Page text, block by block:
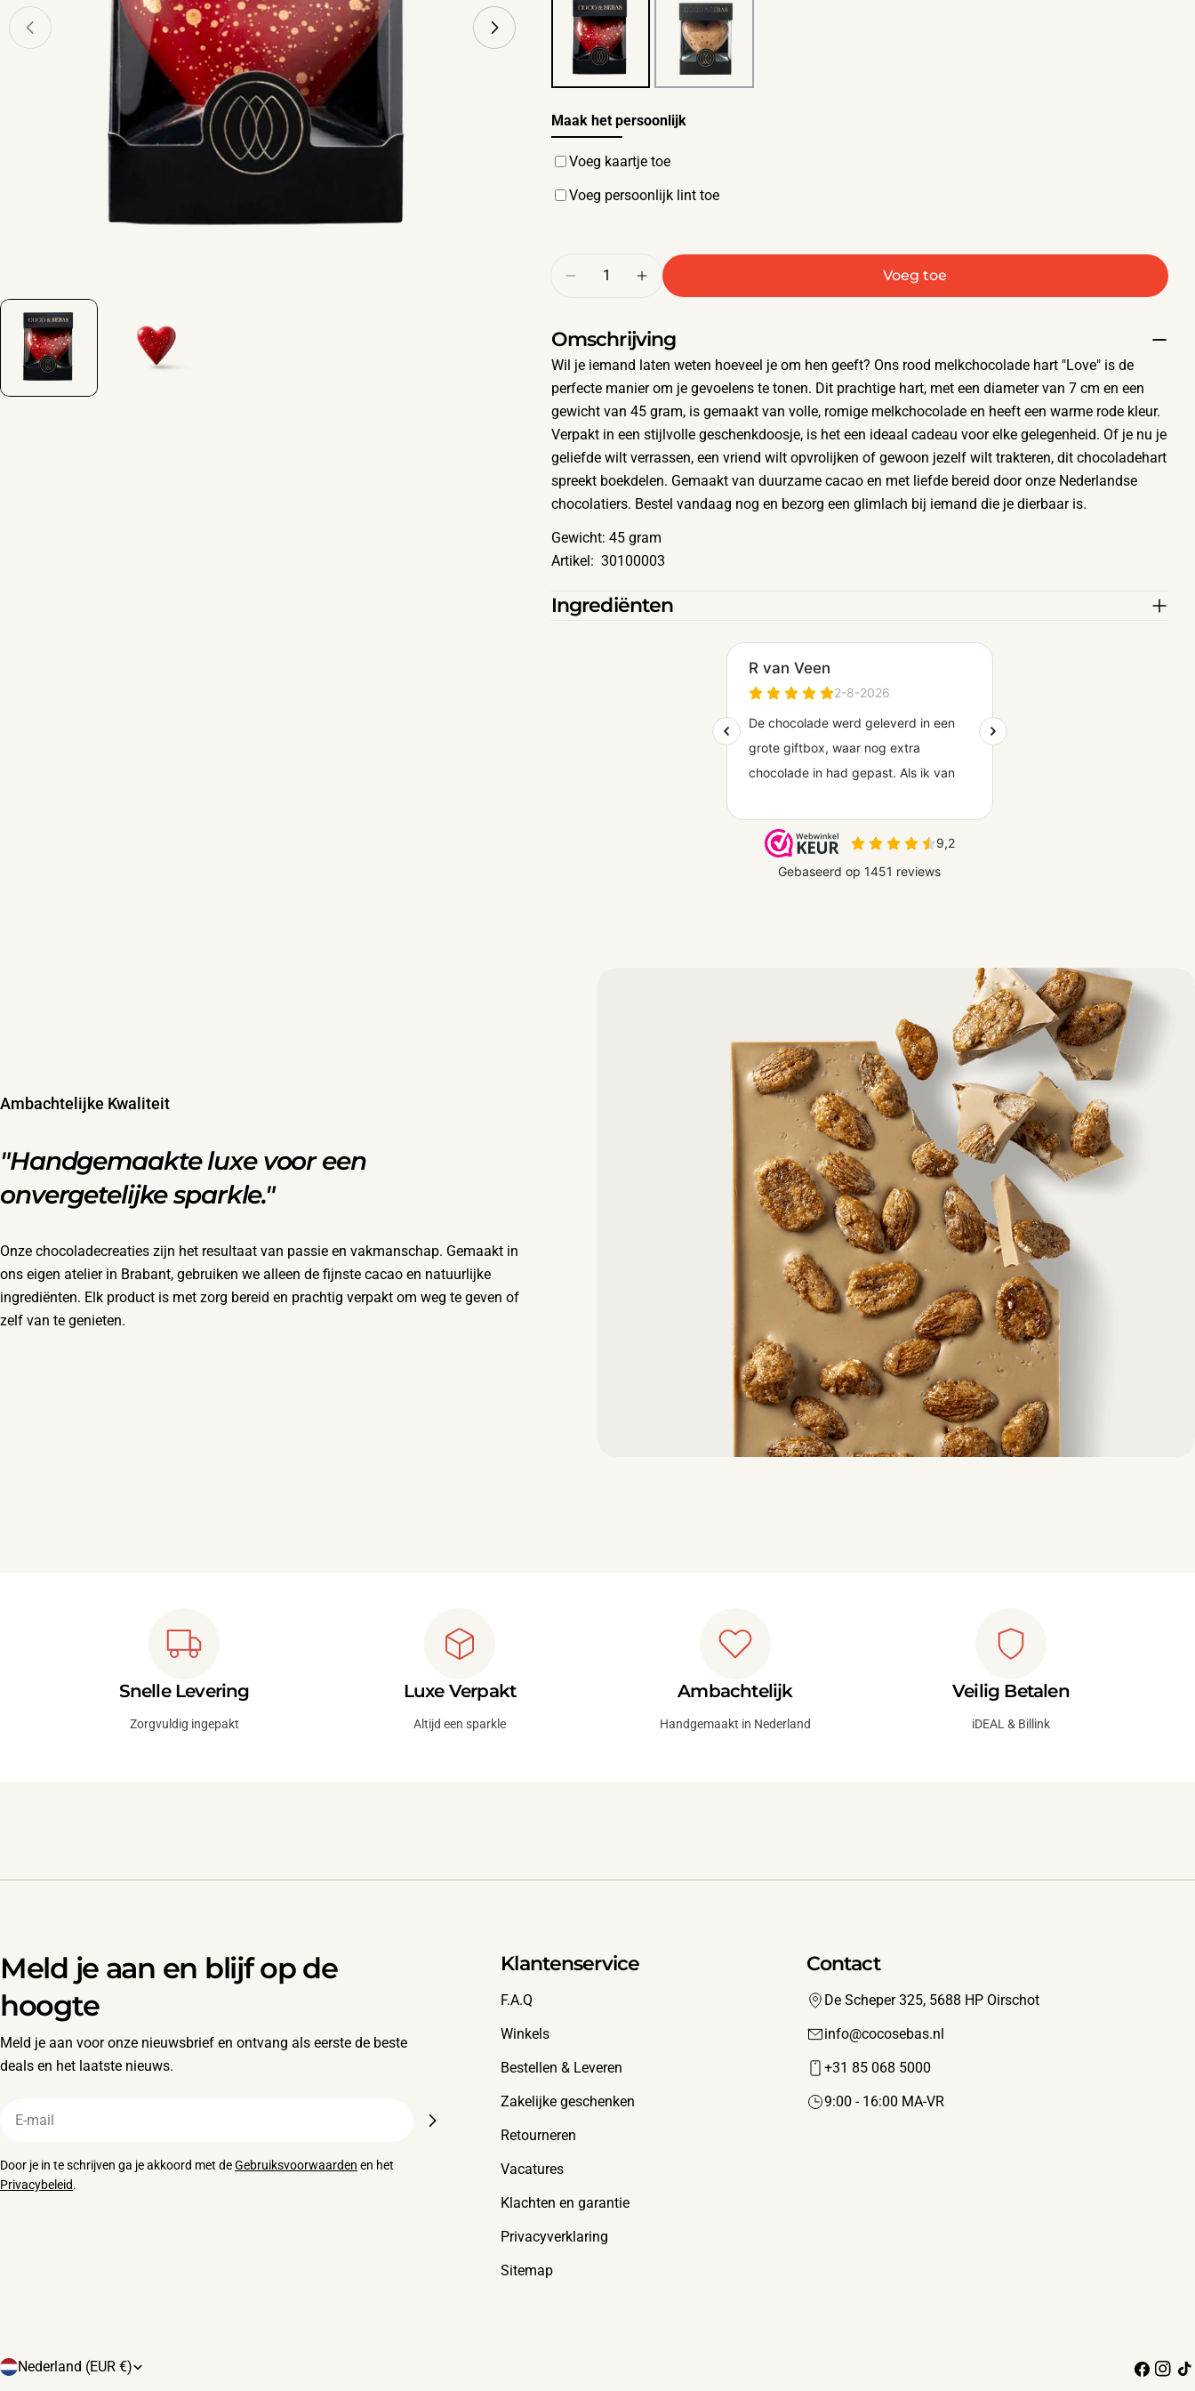
media 0 in modaal
Maak het persoonlijk
Voeg kaartje toe
Voeg persoonlijk lint toe
Aantal verlagen voor Melkchocolade Hartje
Verhoog het aantal voor Melkchocolade Hartje
Voeg toe
Omschrijving
Wil je iemand laten weten hoeveel je om hen geeft? Ons rood melkchocolade hart "Love" is de
perfecte manier om je gevoelens te tonen. Dit prachtige hart, met een diameter van 7 cm en een
gewicht van 45 gram, is gemaakt van volle, romige melkchocolade en heeft een warme rode kleur.
Verpakt in een stijlvolle geschenkdoosje, is het een ideaal cadeau voor elke gelegenheid. Of je nu je
geliefde wilt verrassen, een vriend wilt opvrolijken of gewoon jezelf wilt trakteren, dit chocoladehart
spreekt boekdelen. Gemaakt van duurzame cacao en met liefde bereid door onze Nederlandse
chocolatiers. Bestel vandaag nog en bezorg een glimlach bij iemand die je dierbaar is.
Gewicht: 45 gram
Artikel: 30100003
Ingrediënten
Ambachtelijke Kwaliteit
"Handgemaakte luxe voor een
onvergetelijke sparkle."
Onze chocoladecreaties zijn het resultaat van passie en vakmanschap. Gemaakt in
ons eigen atelier in Brabant, gebruiken we alleen de fijnste cacao en natuurlijke
ingrediënten. Elk product is met zorg bereid en prachtig verpakt om weg te geven of
zelf van te genieten.
Snelle Levering
Zorgvuldig ingepakt
Luxe Verpakt
Altijd een sparkle
Ambachtelijk
Handgemaakt in Nederland
Veilig Betalen
iDEAL & Billink
Meld je aan en blijf op de
hoogte
Meld je aan voor onze nieuwsbrief en ontvang als eerste de beste
deals en het laatste nieuws.
Door je in te schrijven ga je akkoord met deGebruiksvoorwaarden en het
Privacybeleid.
Klantenservice
F.A.Q
Winkels
Bestellen & Leveren
Zakelijke geschenken
Retourneren
Vacatures
Klachten en garantie
Privacyverklaring
Sitemap
Contact
De Scheper 325, 5688 HP Oirschot
info@cocosebas.nl
+31 85 068 5000
9:00 - 16:00 MA-VR
L Nederland (EUR €) Facebook